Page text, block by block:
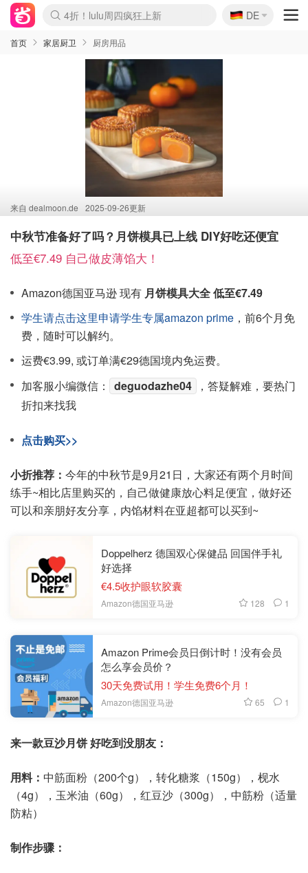
Boticinal 夏促开抢！
4折！lulu周四疯狂上新
还没结束！&OtherStories大促
Joybuy变相75折 随时失效
速领！Stanley独家85折
疑似霸哥！Camper额外叠85折
Zalando 奥莱闪促！每日更新
Moncler反季囤！5折起+叠9折
Coach Brooklyn仅€192
🇩🇪
DE
首页 家居厨卫 厨房用品
来自 dealmoon.de 2025-09-26更新
中秋节准备好了吗？月饼模具已上线 DIY好吃还便宜
低至€7.49 自己做皮薄馅大！
Amazon德国亚马逊 现有 月饼模具大全 低至€7.49
学生请点击这里申请学生专属amazon prime ，前6个月免
费，随时可以解约。
运费€3.99, 或订单满€29德国境内免运费。
加客服小编微信：
deguodazhe04
，答疑解难，要热门
折扣来找我
点击购买>>
小折推荐： 今年的中秋节是9月21日，大家还有两个月时间
练手~相比店里购买的，自己做健康放心料足便宜，做好还
可以和亲朋好友分享，内馅材料在亚超都可以买到~
Doppelherz 德国双心保健品 回国伴手礼
好选择
€4.5收护眼软胶囊
Amazon德国亚马逊 128 1
Amazon Prime会员日倒计时！没有会员
怎么享会员价？
30天免费试用！学生免费6个月！
Amazon德国亚马逊 65 1
来一款豆沙月饼 好吃到没朋友：
用料： 中筋面粉（200个g），转化糖浆（150g），枧水
（4g），玉米油（60g），红豆沙（300g），中筋粉（适量
防粘）
制作步骤：